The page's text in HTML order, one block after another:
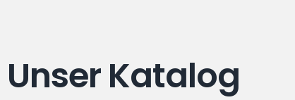
Unser Katalog